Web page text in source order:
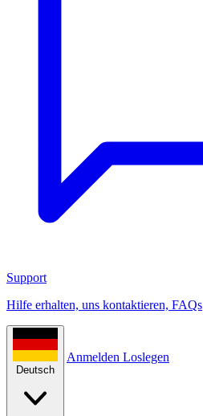
Support
Hilfe erhalten, uns kontaktieren, FAQs
Deutsch
Anmelden Loslegen